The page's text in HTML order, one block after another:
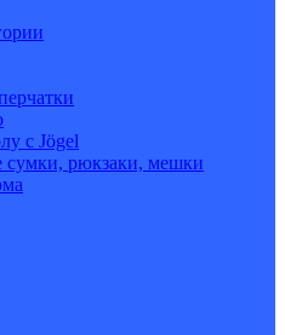
c Jögel
сумки, рюкзаки, мешки